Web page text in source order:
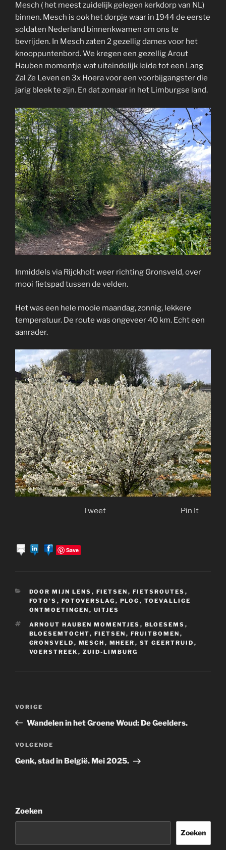
Mesch ( het meest zuidelijk gelegen kerkdorp van NL)
binnen. Mesch is ook het dorpje waar in 1944 de eerste
soldaten Nederland binnenkwamen om ons te
bevrijden. In Mesch zaten 2 gezellig dames voor het
knooppuntenbord. We kregen een gezellig Arout
Hauben momentje wat uiteindelijk leide tot een Lang
Zal Ze Leven en 3x Hoera voor een voorbijgangster die
jarig bleek te zijn. En dat zomaar in het Limburgse land.
Inmiddels via Rijckholt weer richting Gronsveld, over
mooi fietspad tussen de velden.
Het was een hele mooie maandag, zonnig, lekkere
temperatuur. De route was ongeveer 40 km. Echt een
aanrader.
Tweet Pin It
Save
CATEGORIEËN
DOOR MIJN LENS , FIETSEN , FIETSROUTES ,
FOTO'S , FOTOVERSLAG , PLOG , TOEVALLIGE
ONTMOETINGEN , UITJES
TAGS
ARNOUT HAUBEN MOMENTJES , BLOESEMS ,
BLOESEMTOCHT, FIETSEN , FRUITBOMEN ,
GRONSVELD , MESCH , MHEER , ST GEERTRUID ,
VOERSTREEK , ZUID-LIMBURG
Vorig
bericht
VORIGE
Wandelen in het Groene Woud: De Geelders.
Volgend
bericht
VOLGENDE
Genk, stad in België. Mei 2025.
Zoeken
Zoeken